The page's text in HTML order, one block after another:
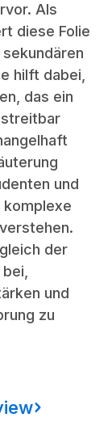
Als
diese Folie
hilft dabei,
das ein
und
der
und
zu